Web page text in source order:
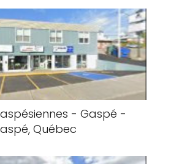
- Gaspé -
Québec